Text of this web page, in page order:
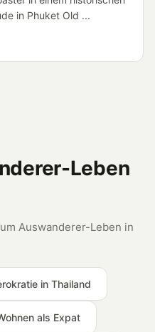
in Phuket Old ...
Leben
Auswanderer-Leben in
in Thailand
als Expat